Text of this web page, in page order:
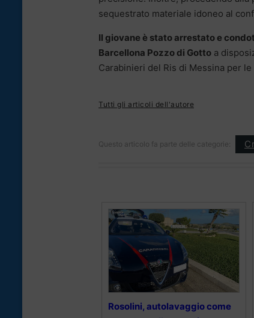
sequestrato materiale idoneo al
Il giovane è stato arrestato e
Barcellona Pozzo di Gotto a
Carabinieri del Ris di Messina per
Tutti gli articoli dell'autore
Questo articolo fa parte delle categorie:
Rosolini, autolavaggio come